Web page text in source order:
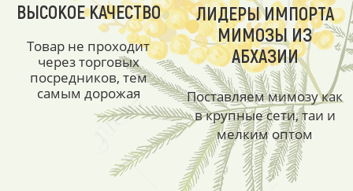
ВЫСОКОЕ КАЧЕСТВО
Товар не проходит
через торговых
посредников, тем
самым дорожая
ЛИДЕРЫ ИМПОРТА
МИМОЗЫ ИЗ
АБХАЗИИ
Поставляем мимозу как
в крупные сети, таи и
мелким оптом